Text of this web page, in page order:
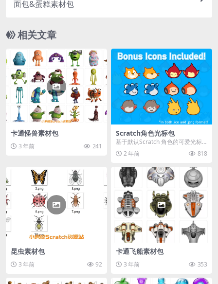
面包&蛋糕素材包
相关文章
卡通怪兽素材包
3 年前 241
Scratch角色光标包
基于默认Scratch 角色的可爱光标
包 大小：2.57MB
2 年前 818
昆虫素材包
3 年前 92
卡通飞船素材包
3 年前 353